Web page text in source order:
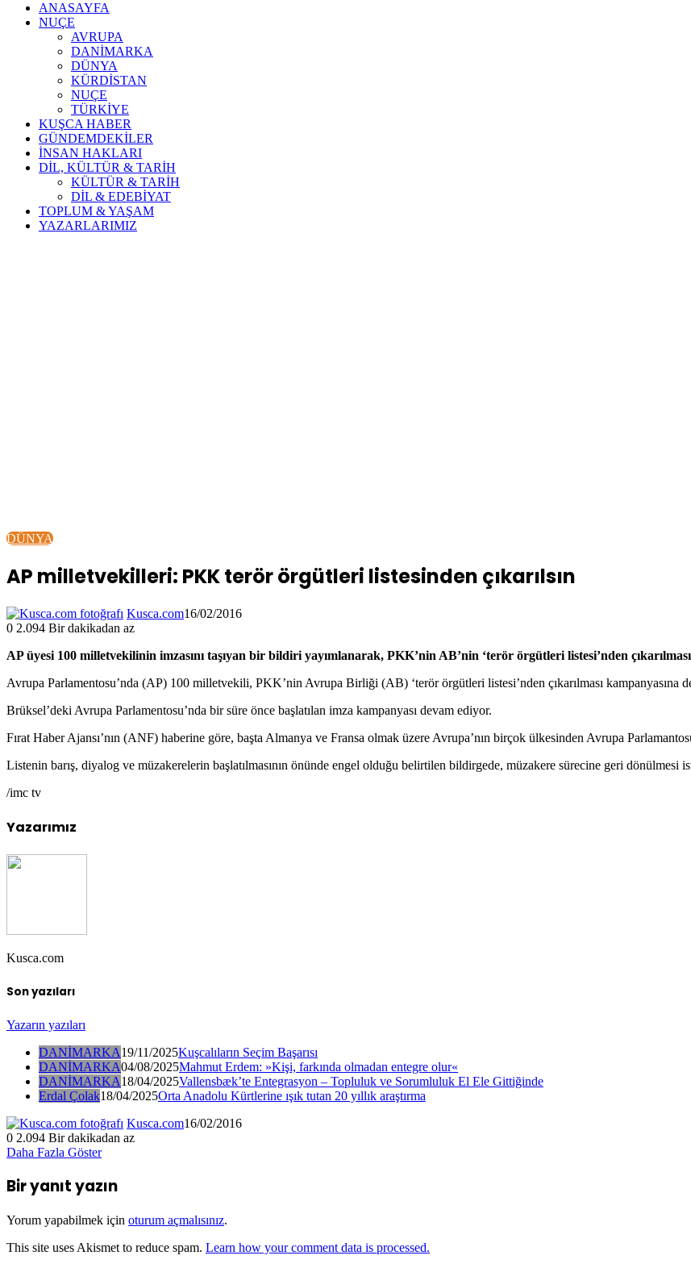
ANASAYFA
NUÇE
AVRUPA
DANİMARKA
DÜNYA
KÜRDİSTAN
NUÇE
TÜRKİYE
KUŞCA HABER
GÜNDEMDEKİLER
İNSAN HAKLARI
DİL, KÜLTÜR & TARİH
KÜLTÜR & TARİH
DİL & EDEBİYAT
TOPLUM & YAŞAM
YAZARLARIMIZ
DÜNYA
AP milletvekilleri: PKK terör örgütleri listesinden çıkarılsın
Kusca.com16/02/2016
0 2.094 Bir dakikadan az
AP üyesi 100 milletvekilinin imzasını taşıyan bir bildiri yayımlanarak, PKK’nin AB’nin ‘terör örgütleri listesi’nden
Avrupa Parlamentosu’nda (AP) 100 milletvekili, PKK’nin Avrupa Birliği (AB) ‘terör örgütleri listesi’nden çıkarılması kampanyasına
Brüksel’deki Avrupa Parlamentosu’nda bir süre önce başlatılan imza kampanyası devam ediyor.
Fırat Haber Ajansı’nın (ANF) haberine göre, başta Almanya ve Fransa olmak üzere Avrupa’nın birçok ülkesinden Avrupa
Listenin barış, diyalog ve müzakerelerin başlatılmasının önünde engel olduğu belirtilen bildirgede, müzakere sürecine geri dönülmesi
/imc tv
Yazarımız
Kusca.com
Son yazıları
Yazarın yazıları
DANİMARKA19/11/2025Kuşcalıların Seçim Başarısı
DANİMARKA04/08/2025Mahmut Erdem: »Kişi, farkında olmadan entegre olur«
DANİMARKA18/04/2025Vallensbæk’te Entegrasyon – Topluluk ve Sorumluluk El Ele Gittiğinde
Erdal Çolak18/04/2025Orta Anadolu Kürtlerine ışık tutan 20 yıllık araştırma
Kusca.com16/02/2016
0 2.094 Bir dakikadan az
Daha Fazla Göster
Bir yanıt yazın
Yorum yapabilmek için oturum açmalısınız.
This site uses Akismet to reduce spam. Learn how your comment data is processed.